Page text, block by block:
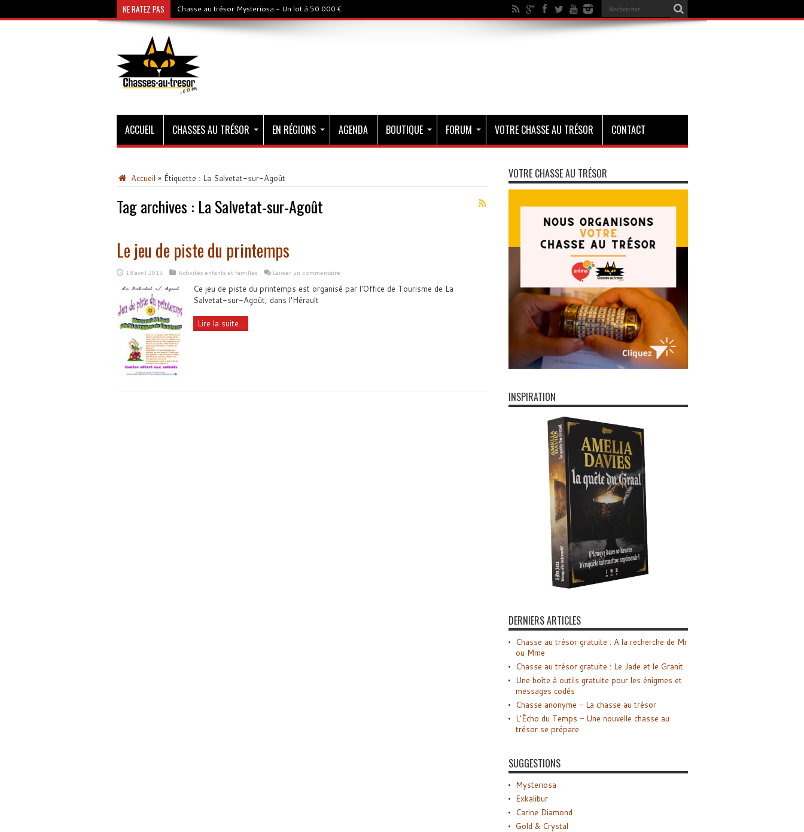
NE RATEZ PAS Chasse au trésor Mysteriosa - Un lot à 50 000 €
ACCUEIL CHASSES AU TRÉSOR EN RÉGIONS AGENDA BOUTIQUE FORUM VOTRE CHASSE AU TRÉSOR CONTACT
Accueil » Étiquette : La Salvetat-sur-Agoût
Tag archives : La Salvetat-sur-Agoût
Le jeu de piste du printemps
18 avril 2013 Activités enfants et familles Laisser un commentaire
Ce jeu de piste du printemps est organisé par l'Office de Tourisme de La
Salvetat-sur-Agoût, dans l'Hérault
Lire la suite...
VOTRE CHASSE AU TRÉSOR
INSPIRATION
DERNIERS ARTICLES
Chasse au trésor gratuite : A la recherche de Mr
ou Mme
Chasse au trésor gratuite : Le Jade et le Granit
Une boîte à outils gratuite pour les énigmes et
messages codés
Chasse anonyme – La chasse au trésor
L’Écho du Temps – Une nouvelle chasse au
trésor se prépare
SUGGESTIONS
Mysteriosa
Exkalibur
Carine Diamond
Gold & Crystal